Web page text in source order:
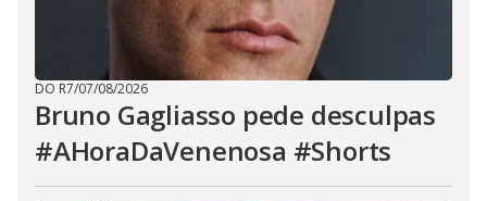
DO R7/07/08/2026
Bruno Gagliasso pede desculpas
#AHoraDaVenenosa #Shorts